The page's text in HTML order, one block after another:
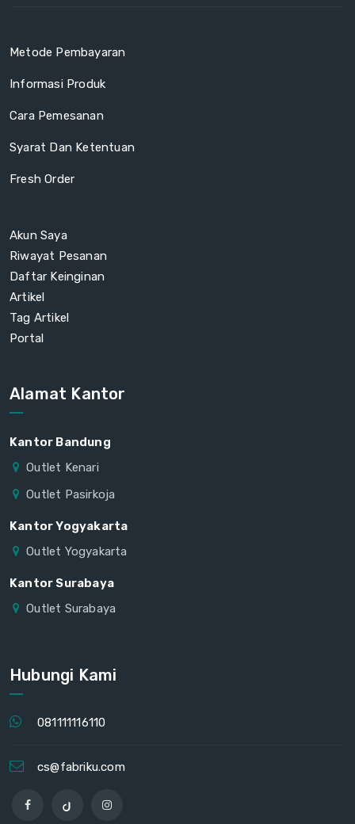
Metode Pembayaran
Informasi Produk
Cara Pemesanan
Syarat Dan Ketentuan
Fresh Order
Akun Saya
Riwayat Pesanan
Daftar Keinginan
Artikel
Tag Artikel
Portal
Alamat Kantor
Kantor Bandung
Outlet Kenari
Outlet Pasirkoja
Kantor Yogyakarta
Outlet Yogyakarta
Kantor Surabaya
Outlet Surabaya
Hubungi Kami
081111116110
cs@fabriku.com